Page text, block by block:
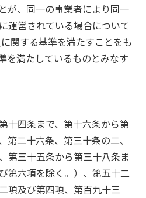
が、同一の事業者により同一
運営されている場合について
関する基準を満たすことをも
を満たしているものとみなす
十四条まで、第十六条から第
第二十六条、第三十条の二、
第三十五条から第三十八条ま
第六項を除く。）、第五十二
項及び第四項、第百九十三